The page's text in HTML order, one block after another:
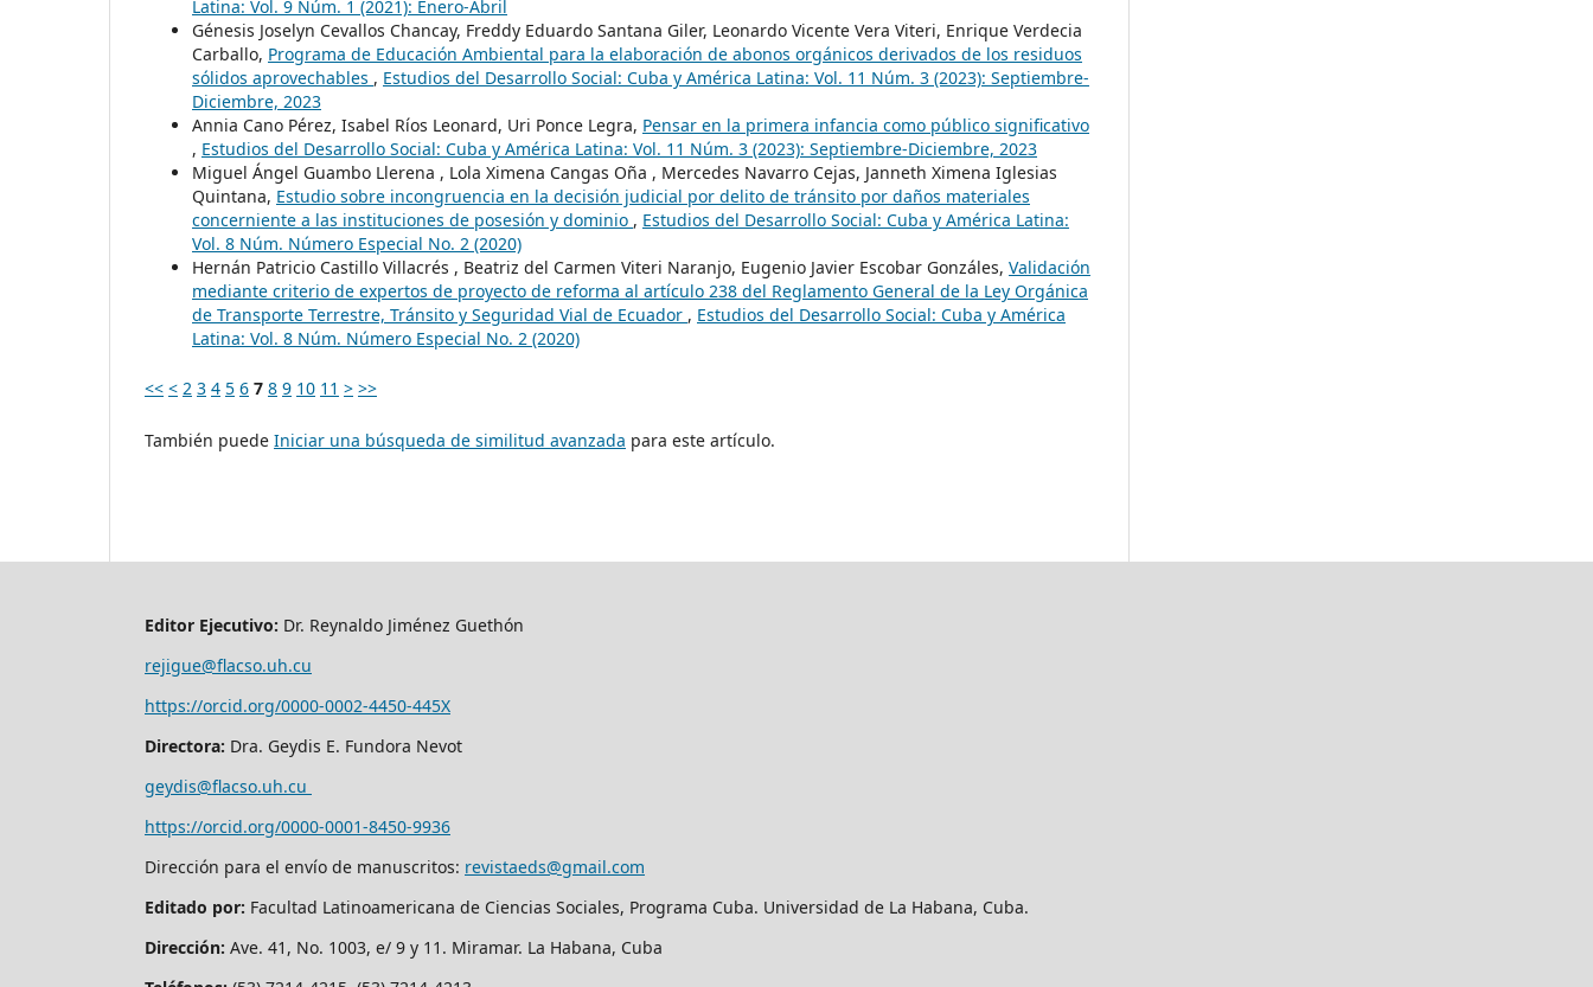
Latina: Vol. 9 Núm. 1 (2021): Enero-Abril
Génesis Joselyn Cevallos Chancay, Freddy Eduardo Santana Giler, Leonardo Vicente Vera Viteri, Enrique Verdecia
Carballo, Programa de Educación Ambiental para la elaboración de abonos orgánicos derivados de los residuos
sólidos aprovechables , Estudios del Desarrollo Social: Cuba y América Latina: Vol. 11 Núm. 3 (2023): Septiembre-
Diciembre, 2023
Annia Cano Pérez, Isabel Ríos Leonard, Uri Ponce Legra, Pensar en la primera infancia como público significativo
, Estudios del Desarrollo Social: Cuba y América Latina: Vol. 11 Núm. 3 (2023): Septiembre-Diciembre, 2023
Miguel Ángel Guambo Llerena , Lola Ximena Cangas Oña , Mercedes Navarro Cejas, Janneth Ximena Iglesias
Quintana, Estudio sobre incongruencia en la decisión judicial por delito de tránsito por daños materiales
concerniente a las instituciones de posesión y dominio , Estudios del Desarrollo Social: Cuba y América Latina:
Vol. 8 Núm. Número Especial No. 2 (2020)
Hernán Patricio Castillo Villacrés , Beatriz del Carmen Viteri Naranjo, Eugenio Javier Escobar Gonzáles, Validación
mediante criterio de expertos de proyecto de reforma al artículo 238 del Reglamento General de la Ley Orgánica
de Transporte Terrestre, Tránsito y Seguridad Vial de Ecuador , Estudios del Desarrollo Social: Cuba y América
Latina: Vol. 8 Núm. Número Especial No. 2 (2020)
<< < 2 3 4 5 6 7 8 9 10 11 > >>
También puede Iniciar una búsqueda de similitud avanzada para este artículo.
Editor Ejecutivo: Dr. Reynaldo Jiménez Guethón
rejigue@flacso.uh.cu
https://orcid.org/0000-0002-4450-445X
Directora: Dra. Geydis E. Fundora Nevot
geydis@flacso.uh.cu
https://orcid.org/0000-0001-8450-9936
Dirección para el envío de manuscritos: revistaeds@gmail.com
Editado por: Facultad Latinoamericana de Ciencias Sociales, Programa Cuba. Universidad de La Habana, Cuba.
Dirección: Ave. 41, No. 1003, e/ 9 y 11. Miramar. La Habana, Cuba